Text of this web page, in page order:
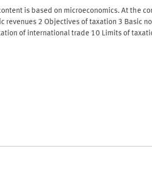
is based on microeconomics. At the
2 Objectives of taxation 3 Basic
of international trade 10 Limits of